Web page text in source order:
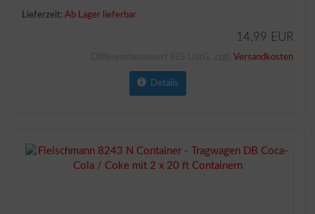
Lieferzeit: Ab Lager lieferbar
14,99 EUR
Versandkosten
Details